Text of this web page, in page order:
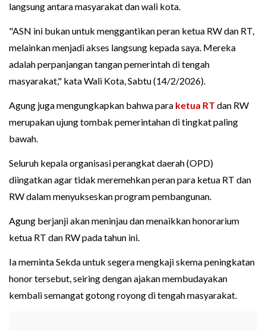
langsung antara masyarakat dan wali kota.
"ASN ini bukan untuk menggantikan peran ketua RW dan RT,
melainkan menjadi akses langsung kepada saya. Mereka
adalah perpanjangan tangan pemerintah di tengah
masyarakat," kata Wali Kota, Sabtu (14/2/2026).
Agung juga mengungkapkan bahwa para ketua RT dan RW
merupakan ujung tombak pemerintahan di tingkat paling
bawah.
Seluruh kepala organisasi perangkat daerah (OPD)
diingatkan agar tidak meremehkan peran para ketua RT dan
RW dalam menyukseskan program pembangunan.
Agung berjanji akan meninjau dan menaikkan honorarium
ketua RT dan RW pada tahun ini.
Ia meminta Sekda untuk segera mengkaji skema peningkatan
honor tersebut, seiring dengan ajakan membudayakan
kembali semangat gotong royong di tengah masyarakat.